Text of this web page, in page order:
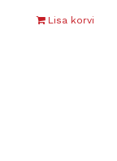
Lisa korvi